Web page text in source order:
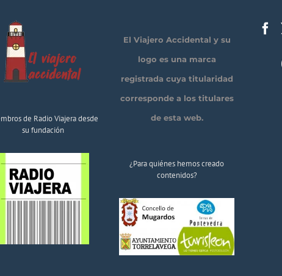
de Radio Viajera desde
su fundación
El Viajero Accidental y su
logo es una marca
registrada cuya titularidad
corresponde a los titulares
de esta web.
¿Para quiénes hemos creado
contenidos?